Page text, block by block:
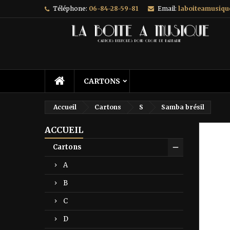
Téléphone: 06-84-28-59-81 Email:
CARTONS
Accueil Cartons S Samba brésil
ACCUEIL
Cartons
A
B
C
D